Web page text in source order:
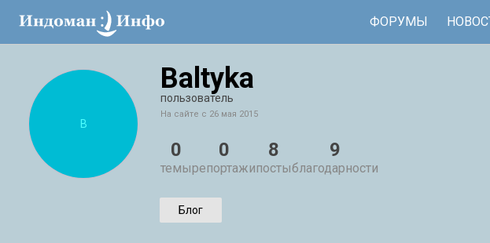
ФОРУМЫ
B
Baltyka
пользователь
На сайте с 26 мая 2015
0
темы
0
репортажи
8
посты
9
благодарности
Блог